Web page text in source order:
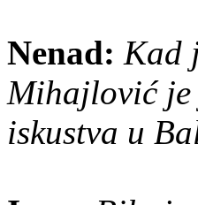
Nenad: Kad
Mihajlović je
iskustva u